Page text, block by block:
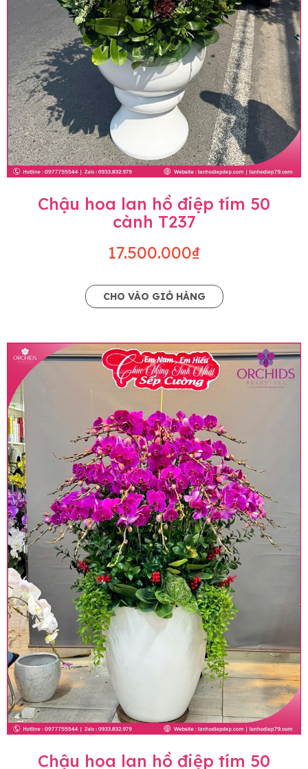
Chậu hoa lan hồ điệp tím 50
cành T237
17.500.000₫
CHO VÀO GIỎ HÀNG
Chậu hoa lan hồ điệp tím 50